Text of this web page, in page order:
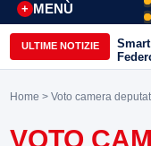
MENÙ
+
ULTIME NOTIZIE
Home > Voto camera
VOTO